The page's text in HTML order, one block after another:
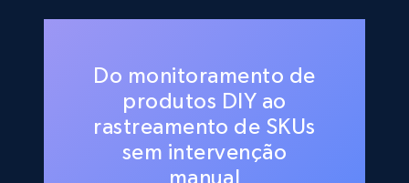
Do monitoramento de
produtos DIY ao
rastreamento de SKUs
sem intervenção
manual